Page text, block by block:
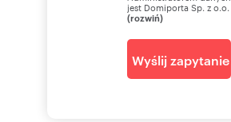
jest Domiporta Sp. z o.o.
(rozwiń)
Wyślij zapytanie